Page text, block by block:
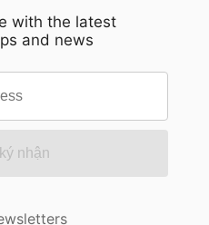
with the latest
and news
nhận